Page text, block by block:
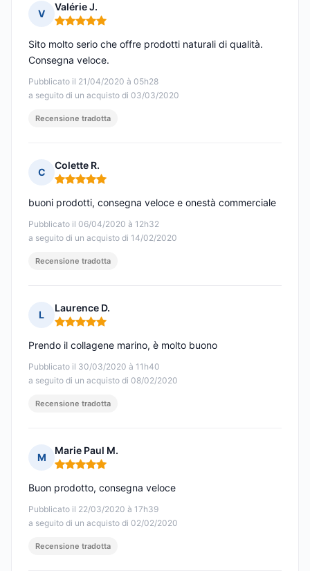
V
Valérie J.
Nota: 5 su 5
Pubblicato il 21/04/2020 à 05h28
a seguito di un acquisto di 03/03/2020
Sito molto serio che offre prodotti naturali di qualità.
Consegna veloce.
Recensione tradotta
C
Colette R.
Nota: 5 su 5
Pubblicato il 06/04/2020 à 12h32
a seguito di un acquisto di 14/02/2020
buoni prodotti, consegna veloce e onestà commerciale
Recensione tradotta
L
Laurence D.
Nota: 5 su 5
Pubblicato il 30/03/2020 à 11h40
a seguito di un acquisto di 08/02/2020
Prendo il collagene marino, è molto buono
Recensione tradotta
M
Marie Paul M.
Nota: 5 su 5
Pubblicato il 22/03/2020 à 17h39
a seguito di un acquisto di 02/02/2020
Buon prodotto, consegna veloce
Recensione tradotta